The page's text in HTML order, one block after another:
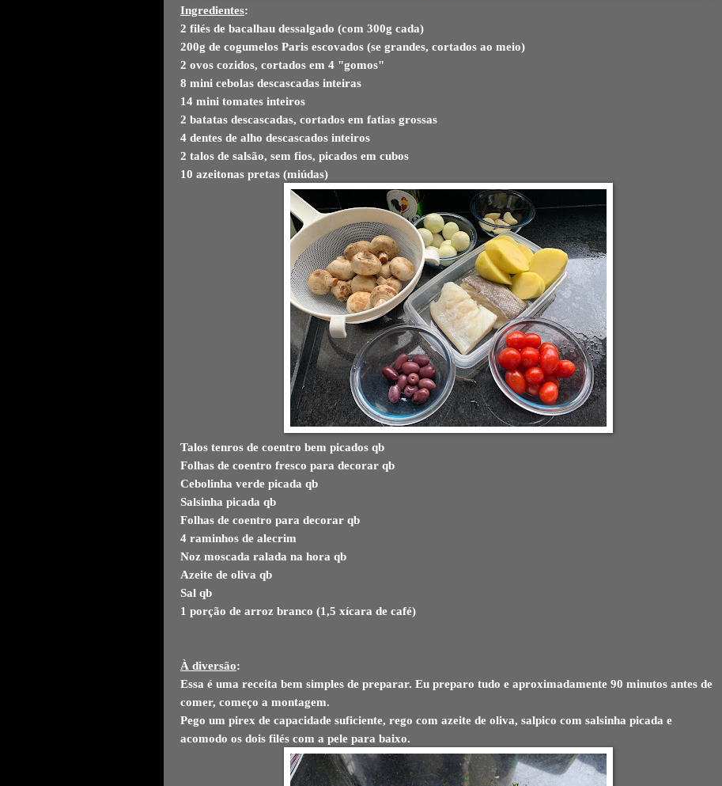
Ingredientes:
2 filés de bacalhau dessalgado (com 300g cada)
200g de cogumelos Paris escovados (se grandes, cortados ao meio)
2 ovos cozidos, cortados em 4 "gomos"
8 mini cebolas descascadas inteiras
14 mini tomates inteiros
2 batatas descascadas, cortados em fatias grossas
4 dentes de alho descascados inteiros
2 talos de salsão, sem fios, picados em cubos
10 azeitonas pretas (miúdas)
Talos tenros de coentro bem picados qb
Folhas de coentro fresco para decorar qb
Cebolinha verde picada qb
Salsinha picada qb
Folhas de coentro para decorar qb
4 raminhos de alecrim
Noz moscada ralada na hora qb
Azeite de oliva qb
Sal qb
1 porção de arroz branco (1,5 xícara de café)
À diversão:
Essa é uma receita bem simples de preparar. Eu preparo tudo e aproximadamente 90 minutos antes de
comer, começo a montagem.
Pego um pirex de capacidade suficiente, rego com azeite de oliva, salpico com salsinha picada e
acomodo os dois filés com a pele para baixo.